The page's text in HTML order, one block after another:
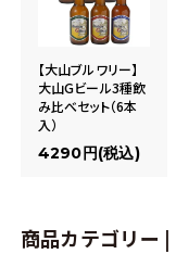
【大山ブルワリー】
大山Gビール3種飲
み比べセット（6本
入）
4290円(税込)
商品カテゴリー |